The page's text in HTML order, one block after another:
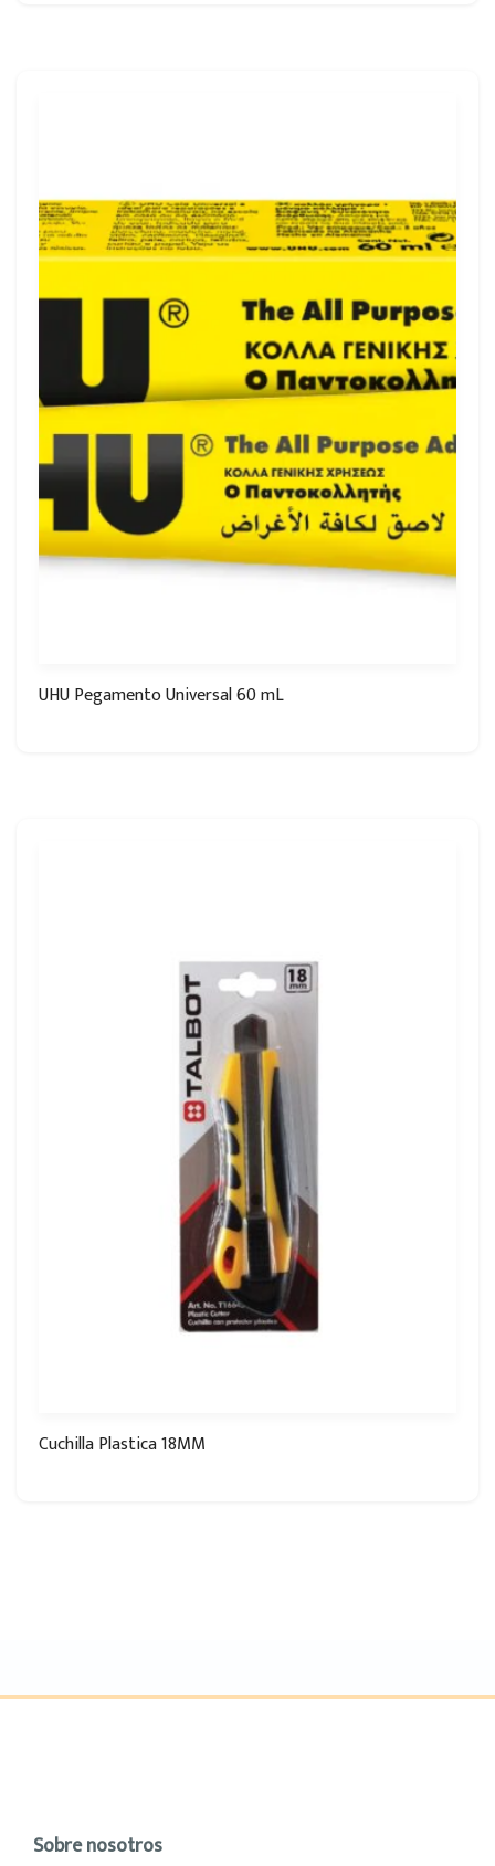
UHU Pegamento Universal 60 mL
Cuchilla Plastica 18MM
Sobre nosotros